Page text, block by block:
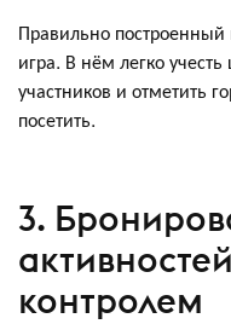
Правильно построенный
игра. В нём легко
участников и отметить
посетить.
3.
контролем